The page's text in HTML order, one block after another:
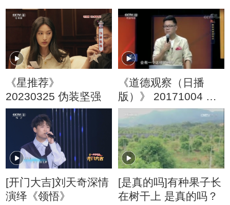
《星推荐》
20230325 伪装坚强
《道德观察（日播
版）》 20171004 约
法三章（四）
[开门大吉]刘天奇深情
演绎《领悟》
[是真的吗]有种果子长
在树干上 是真的吗？